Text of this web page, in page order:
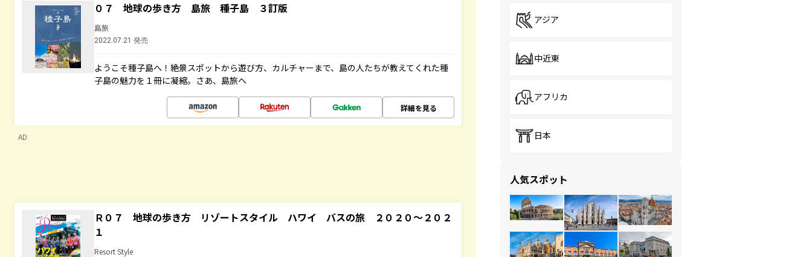
０７ 地球の歩き方 島旅 種子島 ３訂版
島旅
2022.07.21 発売
ようこそ種子島へ！絶景スポットから遊び方、カルチャーまで、島の人たちが教えてくれた種
子島の魅力を１冊に凝縮。さあ、島旅へ
詳細を見る
AD
Ｒ０７ 地球の歩き方 リゾートスタイル ハワイ バスの旅 ２０２０～２０２
１
Resort Style
アジア
中近東
アフリカ
日本
人気スポット